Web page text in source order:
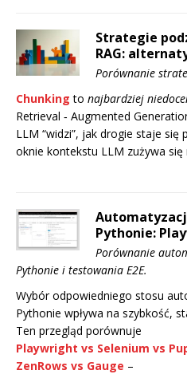
Strategie
RAG:
Porównanie
Chunking to najbardziej
Retrieval ‑ Augmented
LLM “widzi”, jak drogie staje
oknie kontekstu LLM zużywa się
Pythonie:
Porównanie
Pythonie i testowania E2E.
Wybór odpowiedniego stosu
Pythonie wpływa na szybkość,
Ten przegląd porównuje
Playwright vs Selenium vs
ZenRows vs Gauge –